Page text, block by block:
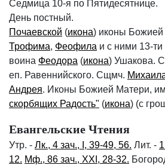
Седмица 10-я по Пятидесятнице.
День постный.
Почаевской (икона) иконы
Трофима, Феофила и с ними 13-
воина Феодора (икона) Ушакова.
еп. Равеннийского. Сщмч.
Андрея. Иконы Божией Матери,
скорбящих Радость" (икона) (с
Евангельские Чтения
Утр. - Лк., 4 зач., I, 39-49, 56. Лит. -
12. Мф., 86 зач., XXI, 28-32.